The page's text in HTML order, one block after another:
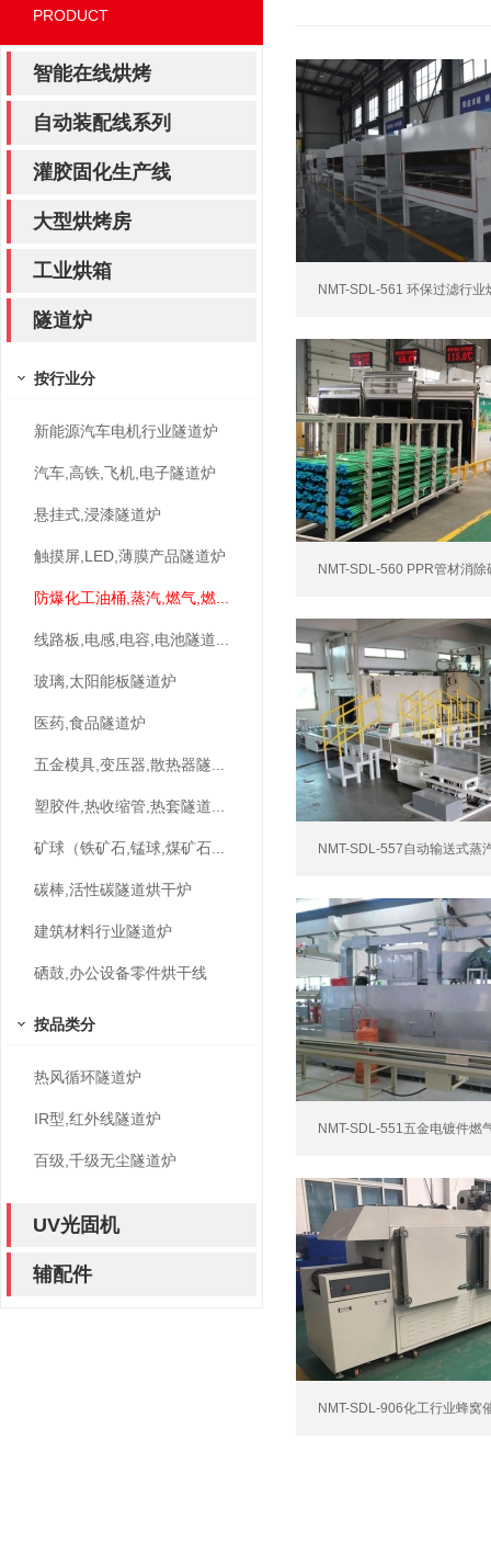
PRODUCT
智能在线烘烤
自动装配线系列
灌胶固化生产线
大型烘烤房
工业烘箱
隧道炉
按行业分
新能源汽车电机行业隧道炉
汽车,高铁,飞机,电子隧道炉
悬挂式,浸漆隧道炉
触摸屏,LED,薄膜产品隧道炉
防爆化工油桶,蒸汽,燃气,燃...
线路板,电感,电容,电池隧道...
玻璃,太阳能板隧道炉
医药,食品隧道炉
五金模具,变压器,散热器隧...
塑胶件,热收缩管,热套隧道...
矿球（铁矿石,锰球,煤矿石...
碳棒,活性碳隧道烘干炉
建筑材料行业隧道炉
硒鼓,办公设备零件烘干线
按品类分
热风循环隧道炉
IR型,红外线隧道炉
百级,千级无尘隧道炉
UV光固机
辅配件
NMT-SDL-561 环保过滤行业
NMT-SDL-560 PPR管材消除
NMT-SDL-557自动输送式蒸
NMT-SDL-551五金电镀件燃
NMT-SDL-906化工行业蜂窝